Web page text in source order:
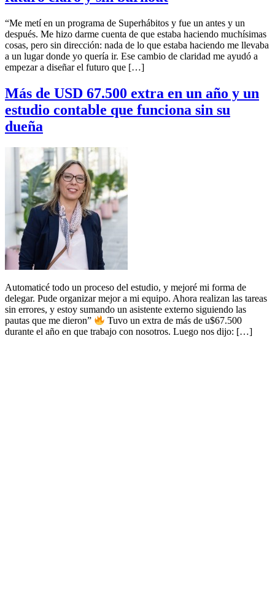
“Me metí en un programa de Superhábitos y fue un antes y un
después. Me hizo darme cuenta de que estaba haciendo muchísimas
cosas, pero sin dirección: nada de lo que estaba haciendo me llevaba
a un lugar donde yo quería ir. Ese cambio de claridad me ayudó a
empezar a diseñar el futuro que […]
Más de USD 67.500 extra en un año y un
estudio contable que funciona sin su
dueña
Automaticé todo un proceso del estudio, y mejoré mi forma de
delegar. Pude organizar mejor a mi equipo. Ahora realizan las tareas
sin errores, y estoy sumando un asistente externo siguiendo las
pautas que me dieron”
Tuvo un extra de más de u$67.500
durante el año en que trabajo con nosotros. Luego nos dijo: […]